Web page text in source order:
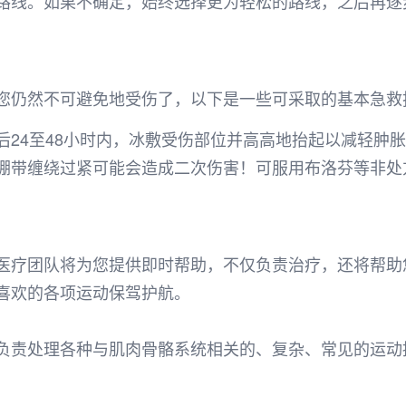
然不可避免地受伤了，以下是一些可采取的基本急
至48小时内，冰敷受伤部位并高高地抬起以减轻肿
缠绕过紧可能会造成二次伤害！可服用布洛芬等非
团队将为您提供即时帮助，不仅负责治疗，还将帮
的各项运动保驾护航。
处理各种与肌肉骨骼系统相关的、复杂、常见的运